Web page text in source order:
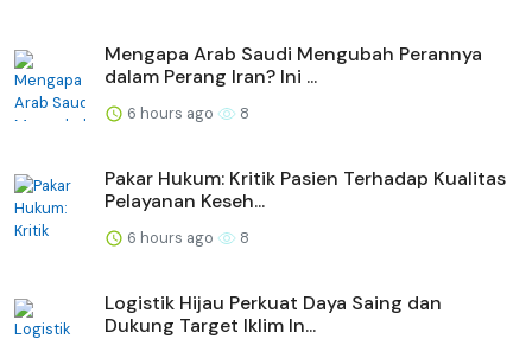
Mengapa Arab Saudi Mengubah Perannya
dalam Perang Iran? Ini ...
6 hours ago 8
Pakar Hukum: Kritik Pasien Terhadap Kualitas
Pelayanan Keseh...
6 hours ago 8
Logistik Hijau Perkuat Daya Saing dan
Dukung Target Iklim In...